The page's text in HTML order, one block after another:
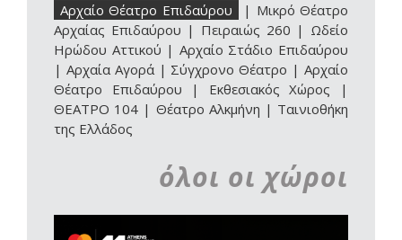
Αρχαίο Θέατρο Επιδαύρου | Μικρό Θέατρο
Αρχαίας Επιδαύρου | Πειραιώς 260 | Ωδείο
Ηρώδου Αττικού | Αρχαίο Στάδιο Επιδαύρου
| Αρχαία Αγορά| Σύγχρονο Θέατρο |Αρχαίο
Θέατρο Επιδαύρου | Εκθεσιακός Χώρος |
ΘΕΑΤΡΟ 104 | Θέατρο Αλκμήνη | Ταινιοθήκη
της Ελλάδος
όλοι οι χώροι